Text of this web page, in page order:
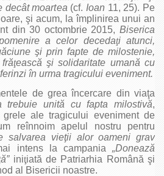
decât moartea (cf. Ioan 11, 25). Pe
şi acum, la împlinirea unui an
din 30 octombrie 2015, Biserica
a celor decedaţi atunci,
şi prin fapte de milostenie,
ţească şi solidaritate umană cu
în urma tragicului eveniment.
de grea încercare din viaţa
trebuie unită cu fapta milostivă,
grele ale tragicului eveniment de
reînnoim apelul nostru pentru
salvarea vieţii alor oameni grav
intens la campania „Donează
ă”iniţiată de Patriarhia Română şi
al Bisericii noastre.